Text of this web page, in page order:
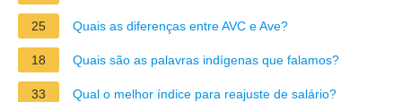
25 Quais as diferenças entre AVC e Ave?
18 Quais são as palavras indígenas que falamos?
33 Qual o melhor índice para reajuste de salário?